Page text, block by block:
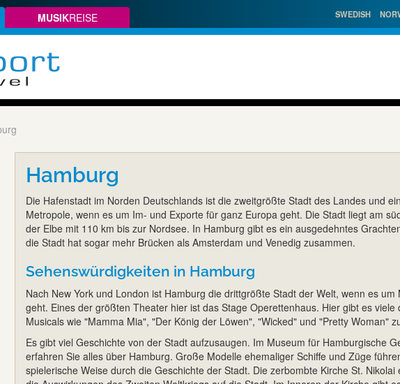
MUSIKREISE SWEDISH
Hamburg
Die Hafenstadt im Norden Deutschlands ist die zweitgrößte Stadt des Landes und
Metropole, wenn es um Im- und Exporte für ganz Europa geht. Die Stadt liegt am
der Elbe mit 110 km bis zur Nordsee. In Hamburg gibt es ein ausgedehntes
die Stadt hat sogar mehr Brücken als Amsterdam und Venedig zusammen.
Sehenswürdigkeiten in Hamburg
Nach New York und London ist Hamburg die drittgrößte Stadt der Welt, wenn es um
geht. Eines der größten Theater hier ist das Stage Operettenhaus. Hier gibt es viele
Musicals wie "Mamma Mia", "Der König der Löwen", "Wicked" und "Pretty Woman"
Es gibt viel Geschichte von der Stadt aufzusaugen. Im Museum für Hamburgische
erfahren Sie alles über Hamburg. Große Modelle ehemaliger Schiffe und Züge
spielerische Weise durch die Geschichte der Stadt. Die zerbombte Kirche St. Nikolai